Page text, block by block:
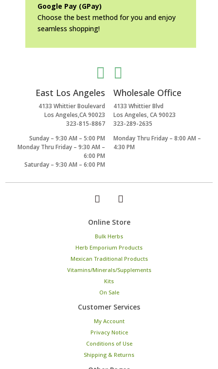
Google Pay (GPay)
Choose the best method for you and enjoy
seamless shopping!

East Los Angeles
4133 Whittier Boulevard
Los Angeles,CA 90023
323-815-8867
Sunday – 9:30 AM – 5:00 PM
Monday Thru Friday – 9:30 AM –
6:00 PM
Saturday – 9:30 AM – 6:00 PM

Wholesale Office
4133 Whittier Blvd
Los Angeles, CA 90023
323-289-2635
Monday Thru Friday – 8:00 AM –
4:30 PM
Online Store
Bulk Herbs
Herb Emporium Products
Mexican Traditional Products
Vitamins/Minerals/Supplements
Kits
On Sale
Customer Services
My Account
Privacy Notice
Conditions of Use
Shipping & Returns